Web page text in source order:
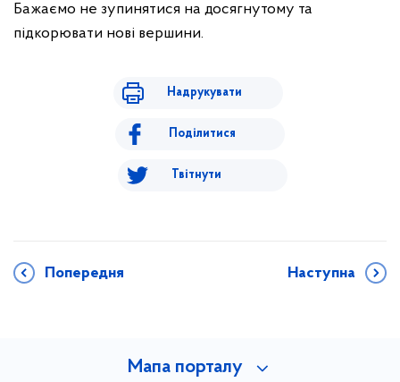
Бажаємо не зупинятися на досягнутому та
підкорювати нові вершини.
Надрукувати
Поділитися
Твітнути
Попередня Наступна
Мапа порталу